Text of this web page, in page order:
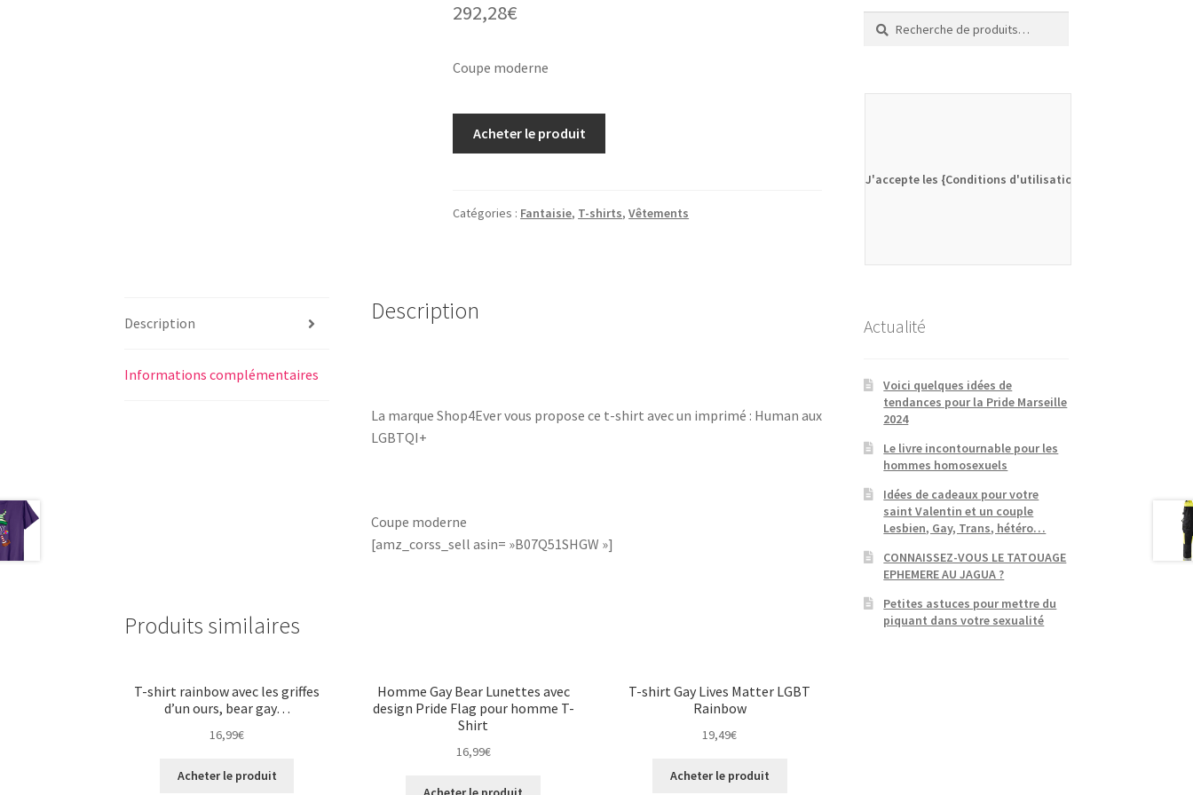
292,28€
Coupe moderne
Acheter le produit
Catégories : Fantaisie, T-shirts,Vêtements
Description
Informations complémentaires
Description
La marque Shop4Ever vous propose ce t-shirt avec un imprimé : Human aux
LGBTQI+
Coupe moderne
[amz_corss_sell asin= »B07Q51SHGW »]
Produits similaires
T-shirt rainbow avec les griffes
d’un ours, bear gay…
16,99€
Acheter le produit
Homme Gay Bear Lunettes avec
design Pride Flag pour homme T-
Shirt
16,99€
T-shirt Gay Lives Matter LGBT
Rainbow
19,49€
Acheter le produit
Recherche
pour :
Recherche
J'accepte les {Conditions d'utilisation}
Actualité
Voici quelques idées de
tendances pour la Pride Marseille
2024
Le livre incontournable pour les
hommes homosexuels
Idées de cadeaux pour votre
saint Valentin et un couple
Lesbien, Gay, Trans, hétéro…
CONNAISSEZ-VOUS LE TATOUAGE
EPHEMERE AU JAGUA ?
Petites astuces pour mettre du
piquant dans votre sexualité